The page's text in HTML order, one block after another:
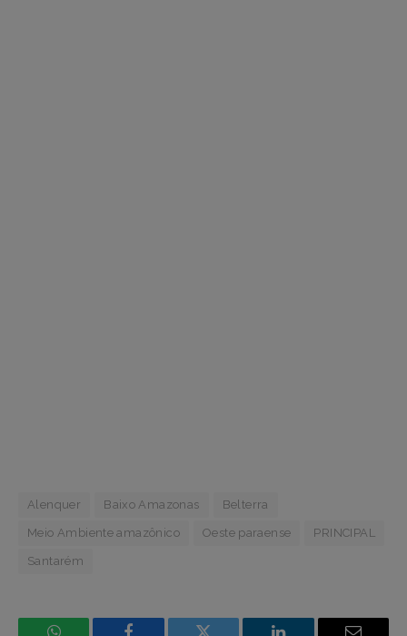
Alenquer Baixo Amazonas Belterra
Meio Ambiente amazônico Oeste paraense PRINCIPAL
Santarém